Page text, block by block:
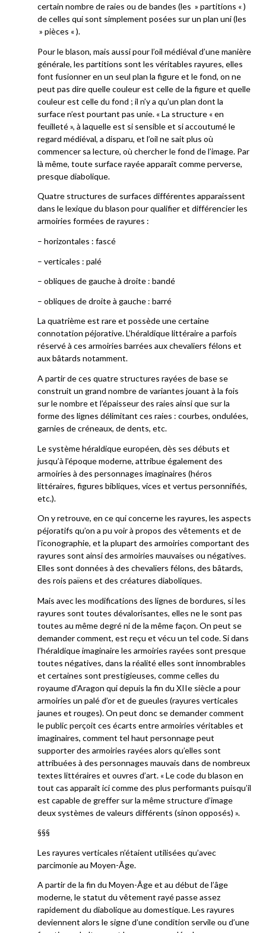
certain nombre de raies ou de bandes (les » partitions « )
de celles qui sont simplement posées sur un plan uni (les
» pièces « ).
Pour le blason, mais aussi pour l’oil médiéval d’une manière
générale, les partitions sont les véritables rayures, elles
font fusionner en un seul plan la figure et le fond, on ne
peut pas dire quelle couleur est celle de la figure et quelle
couleur est celle du fond ; il n’y a qu’un plan dont la
surface n’est pourtant pas unie. « La structure « en
feuilleté », à laquelle est si sensible et si accoutumé le
regard médiéval, a disparu, et l’oil ne sait plus où
commencer sa lecture, où chercher le fond de l’image. Par
là même, toute surface rayée apparaît comme perverse,
presque diabolique.
Quatre structures de surfaces différentes apparaissent
dans le lexique du blason pour qualifier et différencier les
armoiries formées de rayures :
– horizontales : fascé
– verticales : palé
– obliques de gauche à droite : bandé
– obliques de droite à gauche : barré
La quatrième est rare et possède une certaine
connotation péjorative. L’héraldique littéraire a parfois
réservé à ces armoiries barrées aux chevaliers félons et
aux bâtards notamment.
A partir de ces quatre structures rayées de base se
construit un grand nombre de variantes jouant à la fois
sur le nombre et l’épaisseur des raies ainsi que sur la
forme des lignes délimitant ces raies : courbes, ondulées,
garnies de créneaux, de dents, etc.
Le système héraldique européen, dès ses débuts et
jusqu’à l’époque moderne, attribue également des
armoiries à des personnages imaginaires (héros
littéraires, figures bibliques, vices et vertus personnifiés,
etc.).
On y retrouve, en ce qui concerne les rayures, les aspects
péjoratifs qu’on a pu voir à propos des vêtements et de
l’iconographie, et la plupart des armoiries comportant des
rayures sont ainsi des armoiries mauvaises ou négatives.
Elles sont données à des chevaliers félons, des bâtards,
des rois païens et des créatures diaboliques.
Mais avec les modifications des lignes de bordures, si les
rayures sont toutes dévalorisantes, elles ne le sont pas
toutes au même degré ni de la même façon. On peut se
demander comment, est reçu et vécu un tel code. Si dans
l’héraldique imaginaire les armoiries rayées sont presque
toutes négatives, dans la réalité elles sont innombrables
et certaines sont prestigieuses, comme celles du
royaume d’Aragon qui depuis la fin du XIIe siècle a pour
armoiries un palé d’or et de gueules (rayures verticales
jaunes et rouges). On peut donc se demander comment
le public perçoit ces écarts entre armoiries véritables et
imaginaires, comment tel haut personnage peut
supporter des armoiries rayées alors qu’elles sont
attribuées à des personnages mauvais dans de nombreux
textes littéraires et ouvres d’art. « Le code du blason en
tout cas apparaît ici comme des plus performants puisqu’il
est capable de greffer sur la même structure d’image
deux systèmes de valeurs différents (sinon opposés) ».
§§§
Les rayures verticales n’étaient utilisées qu’avec
parcimonie au Moyen-Âge.
A partir de la fin du Moyen-Âge et au début de l’âge
moderne, le statut du vêtement rayé passe assez
rapidement du diabolique au domestique. Les rayures
deviennent alors le signe d’une condition servile ou d’une